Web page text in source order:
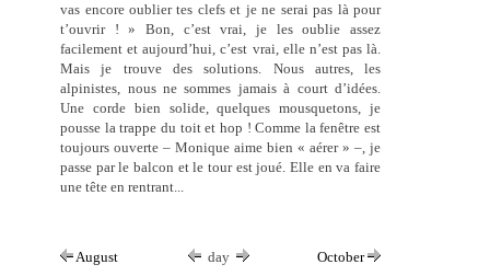
vas encore oublier tes clefs et je ne serai pas là pour
t’ouvrir ! » Bon, c’est vrai, je les oublie assez
facilement et aujourd’hui, c’est vrai, elle n’est pas là.
Mais je trouve des solutions. Nous autres, les
alpinistes, nous ne sommes jamais à court d’idées.
Une corde bien solide, quelques mousquetons, je
pousse la trappe du toit et hop ! Comme la fenêtre est
toujours ouverte – Monique aime bien « aérer » –, je
passe par le balcon et le tour est joué. Elle en va faire
une tête en rentrant...
August day October